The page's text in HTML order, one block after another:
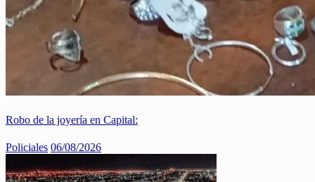
Robo de la joyería en Capital:
Policiales 06/08/2026